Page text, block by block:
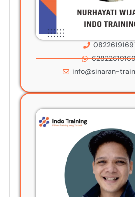
info@sinaran-